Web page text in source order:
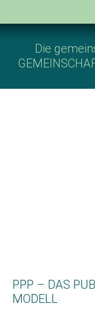
Die
PPP – DAS
MODELL